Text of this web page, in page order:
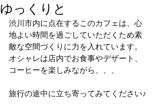
ゆっくりと
渋川市内に点在するこのカフェは、心
地よい時間を過ごしていただくため素
敵な空間づくりに力を入れています。
オシャレは店内でお食事やデザート、
コーヒーを楽しみながら、、、
旅行の途中に立ち寄ってみてください♪